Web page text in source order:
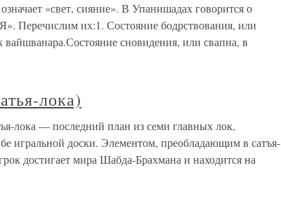
«свет, сияние». В Упанишадах говорится о
Перечислим их:1. Состояние бодрствования, или
вайшванара.Состояние сновидения, или свапна, в
лока)
лока — последний план из семи главных лок,
игральной доски. Элементом, преобладающим в сатъя-
достигает мира Шабда-Брахмана и находится на